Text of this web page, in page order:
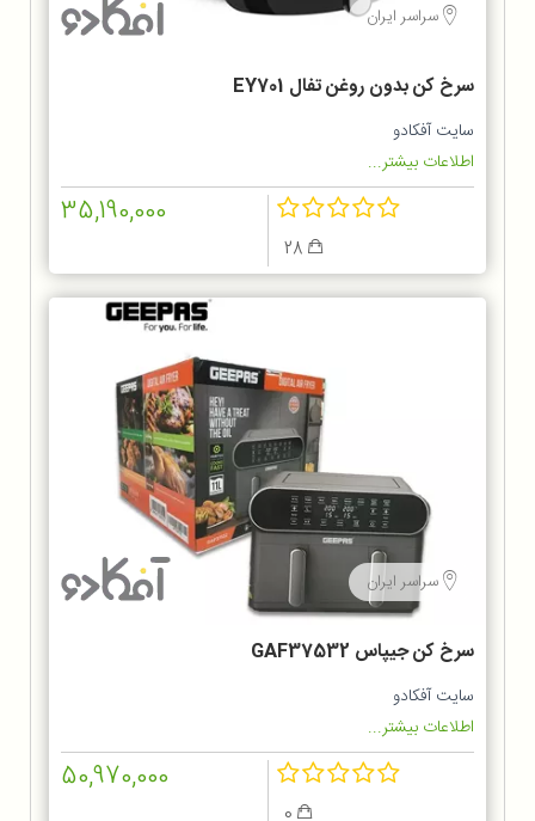
سراسر ایران
سرخ کن بدون روغن تفال EY701
سایت آفکادو
اطلاعات بیشتر...
35,190,000
سراسر ایران
سرخ کن جیپاس GAF37532
سایت آفکادو
اطلاعات بیشتر...
50,970,000